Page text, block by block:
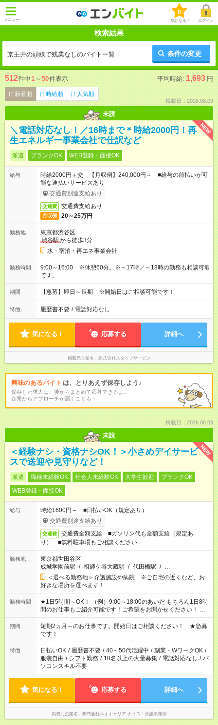
メニュー
0
気になる！ ログイン
検索結果
京王井の頭線で残業なしのバイト一覧 条件の変更
512件中1 ～ 50件表示 平均時給: 1,693 円
新着順 時給順 人気順
掲載日：2026.08.09
未読
NEW
＼電話対応なし！／16時まで＊時給2000円！再
生エネルギー事業会社で仕訳など
派遣 ブランクOK WEB登録・面接OK
給与
時給2000円＋交 【月収例】240,000円～ ■給与の前払いが可
能な速払いサービスあり
交通費別途支給あり
交通費 交通費支給あり
月収例 20～25万円
勤務地
東京都渋谷区
渋谷駅から徒歩3分
水・宿泊・再エネ事業会社
勤務時間
9:00～16:00 ※休憩60分。※～17時／～18時の勤務も相談可能
です。
期間 【急募】即日～長期 ※開始日はご相談可能です！
特徴 履歴書不要 / 電話対応なし
気になる！ 応募する 詳細へ
掲載元企業名 株式会社スタッフサービス
興味のあるバイト は、とりあえず保存しよう♪
保存した求人は、後からまとめて応募できるよ。
企業からアプローチが届くことも！
掲載日：2026.08.09
未読
NEW
＜経験ナシ・資格ナシOK！＞小さめデイサービ
スで送迎や見守りなど！
派遣 職種未経験OK 社会人未経験OK 大学生歓迎
ブランクOK
WEB登録・面接OK
給与
時給1600円～ ■日払いOK（規定あり）
交通費別途支給あり
交通費
交通費全額支給 ■ガソリン代も全額支給（規定あ
り） ■無料駐車場もご相談ください
勤務地
東京都世田谷区
成城学園前駅 / 祖師ケ谷大蔵駅 / 代田橋駅 / …
＜選べる勤務地＞介護施設や病院 ※ご自宅の近くなど、お
好きな場所を選べます！
勤務時間
★1日5時間～OK！ （例）9:00～18:00のあいだ もちろん1日8時
間のお仕事もご紹介可能です！ご希望をお聞かせください！ ★
家庭の都合でお休みが必要な場合も遠慮なくご相談ください。
※週最低15時間以上の勤務が必要です
期間
短期2ヵ月～のお仕事です。開始日はご相談ください！ ★急募
です！
特徴 日払いOK / 履歴書不要 / 40～50代活躍中 / 副業・WワークOK /
服装自由 / シフト勤務 / 10名以上の大量募集 / 電話対応なし / パ
ソコンスキル不要
気になる！ 応募する 詳細へ
掲載元企業名 株式会社ネオキャリア ナイス！介護事業部